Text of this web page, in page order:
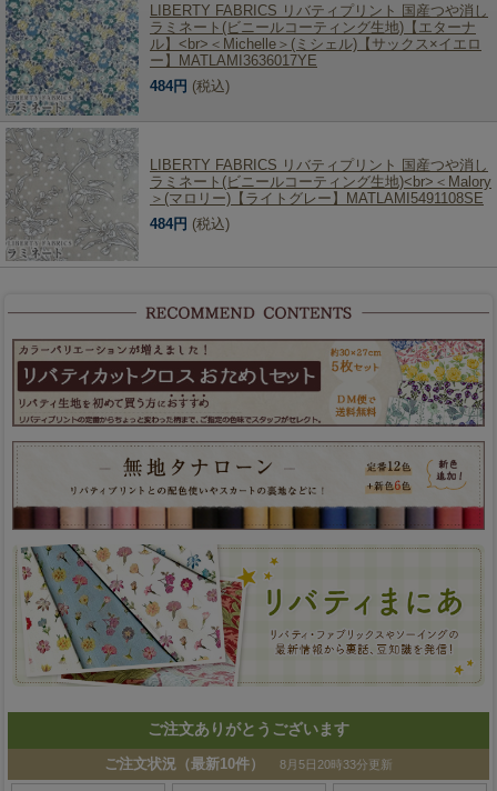
LIBERTY FABRICS リバティプリント 国産つや消し
ラミネート(ビニールコーティング生地)【エターナ
ル】<br>＜Michelle＞(ミシェル)【サックス×イエロ
ー】MATLAMI3636017YE
484円 (税込)
LIBERTY FABRICS リバティプリント 国産つや消し
ラミネート(ビニールコーティング生地)<br>＜Malory
＞(マロリー)【ライトグレー】MATLAMI5491108SE
484円 (税込)
ご注文ありがとうございます